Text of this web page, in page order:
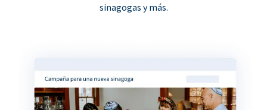
sinagogas y más.